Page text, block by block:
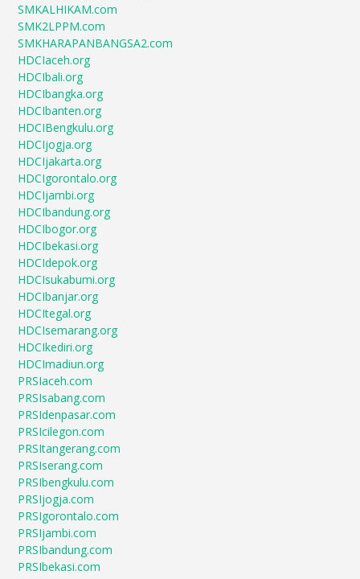
SMKALHIKAM.com
SMK2LPPM.com
SMKHARAPANBANGSA2.com
HDCIaceh.org
HDCIbali.org
HDCIbangka.org
HDCIbanten.org
HDCIBengkulu.org
HDCIjogja.org
HDCIjakarta.org
HDCIgorontalo.org
HDCIjambi.org
HDCIbandung.org
HDCIbogor.org
HDCIbekasi.org
HDCIdepok.org
HDCIsukabumi.org
HDCIbanjar.org
HDCItegal.org
HDCIsemarang.org
HDCIkediri.org
HDCImadiun.org
PRSIaceh.com
PRSIsabang.com
PRSIdenpasar.com
PRSIcilegon.com
PRSItangerang.com
PRSIserang.com
PRSIbengkulu.com
PRSIjogja.com
PRSIgorontalo.com
PRSIjambi.com
PRSIbandung.com
PRSIbekasi.com